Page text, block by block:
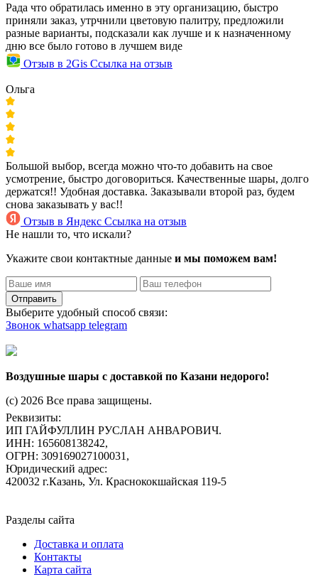
Рада что обратилась именно в эту организацию, быстро
приняли заказ, утрчнили цветовую палитру, предложили
разные варианты, подсказали как лучше и к назначенному
дню все было готово в лучшем виде
Отзыв в 2Gis Ссылка на отзыв
Ольга
Большой выбор, всегда можно что-то добавить на свое
усмотрение, быстро договориться. Качественные шары, долго
держатся!! Удобная доставка. Заказывали второй раз, будем
снова заказывать у вас!!
Отзыв в Яндекс Ссылка на отзыв
Не нашли то, что искали?
Укажите свои контактные данные и мы поможем вам!
Отправить
Выберите удобный способ связи:
Звонок whatsapp telegram
Воздушные шары с доставкой по Казани недорого!
(c) 2026 Все права защищены.
Реквизиты:
ИП ГАЙФУЛЛИН РУСЛАН АНВАРОВИЧ.
ИНН: 165608138242,
ОГРН: 309169027100031,
Юридический адрес:
420032 г.Казань, Ул. Краснококшайская 119-5
Разделы сайта
Доставка и оплата
Контакты
Карта сайта